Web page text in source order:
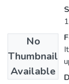
No
Thumbnail
Available